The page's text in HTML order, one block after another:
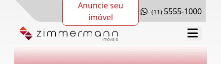
Anuncie seu
imóvel
(11) 5555-1000